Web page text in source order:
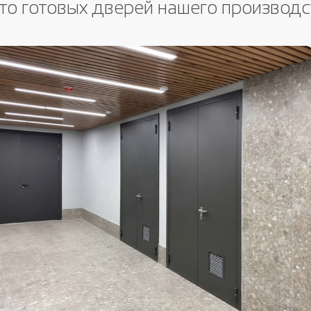
готовых дверей нашего